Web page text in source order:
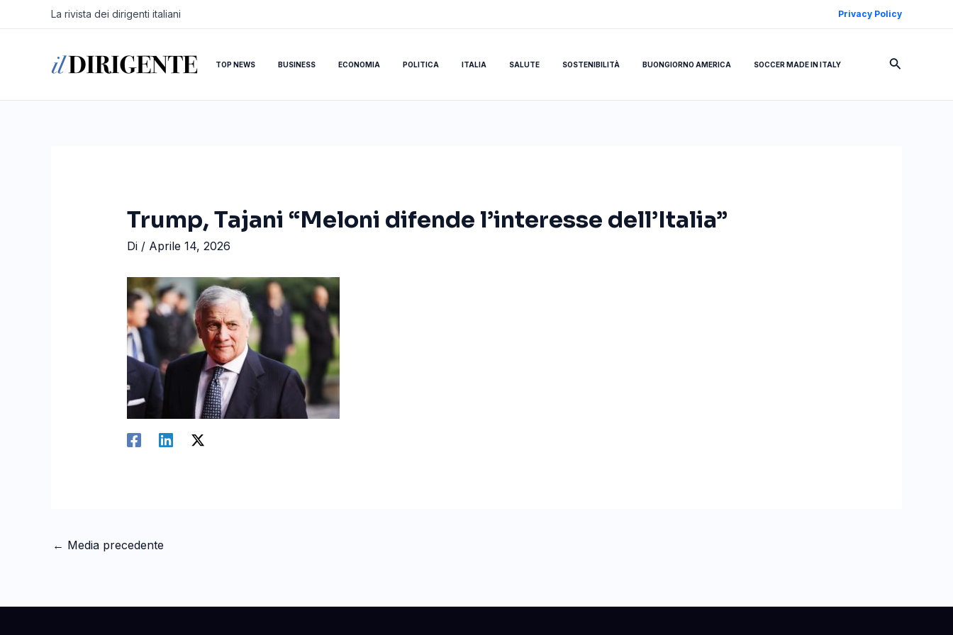
La rivista dei dirigenti italiani Privacy Policy
TOP NEWS BUSINESS ECONOMIA POLITICA ITALIA SALUTE SOSTENIBILITÀ BUONGIORNO AMERICA SOCCER MADE IN ITALY Cerca
Trump, Tajani “Meloni difende l’interesse dell’Italia”
Di / Aprile 14, 2026
Navigazione
← Media precedente